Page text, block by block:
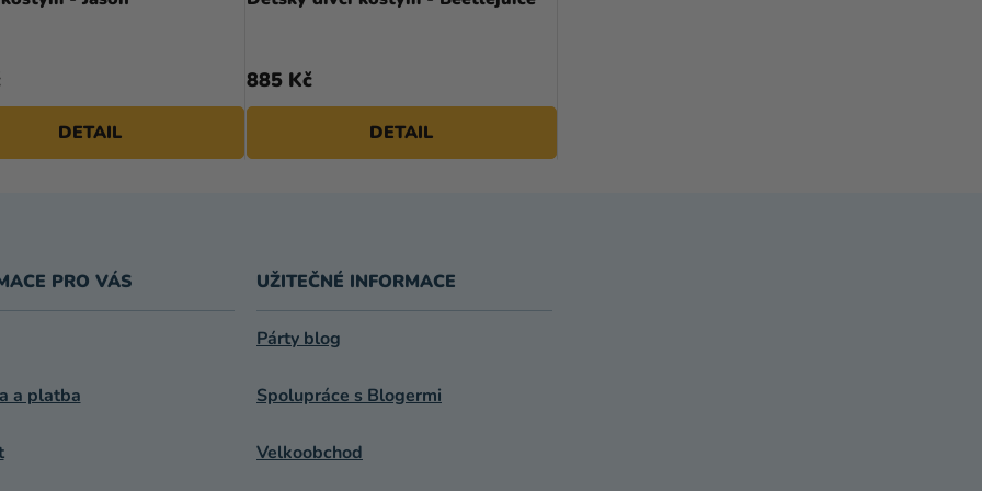
DETAIL
885 Kč
DETAIL
PRO VÁS
a platba
UŽITEČNÉ INFORMACE
Párty blog
Spolupráce s Blogermi
Velkoobchod